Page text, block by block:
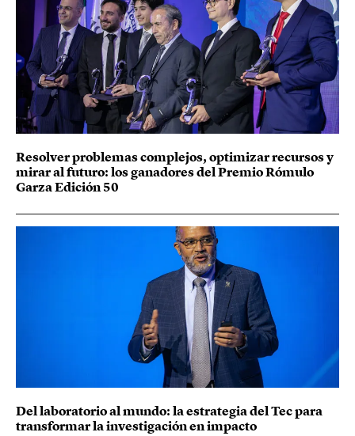
Resolver problemas complejos, optimizar recursos y
mirar al futuro: los ganadores del Premio Rómulo
Garza Edición 50
Del laboratorio al mundo: la estrategia del Tec para
transformar la investigación en impacto